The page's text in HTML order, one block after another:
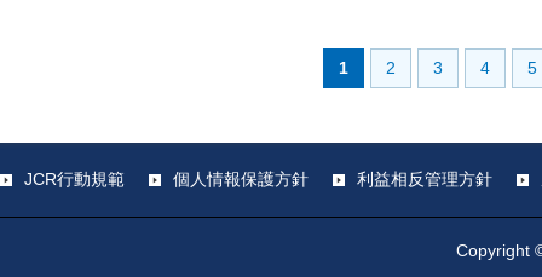
1 2 3 4 5
JCR行動規範 個人情報保護方針 利益相反管理方針
Copyright